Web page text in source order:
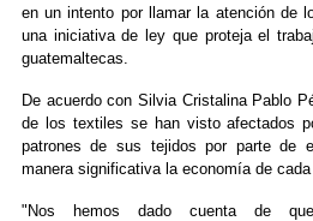
en un intento por llamar la atención de
una iniciativa de ley que proteja el
guatemaltecas.
De acuerdo con Silvia Cristalina Pablo
de los textiles se han visto afectados
patrones de sus tejidos por parte de
manera significativa la economía de cada
"Nos hemos dado cuenta de